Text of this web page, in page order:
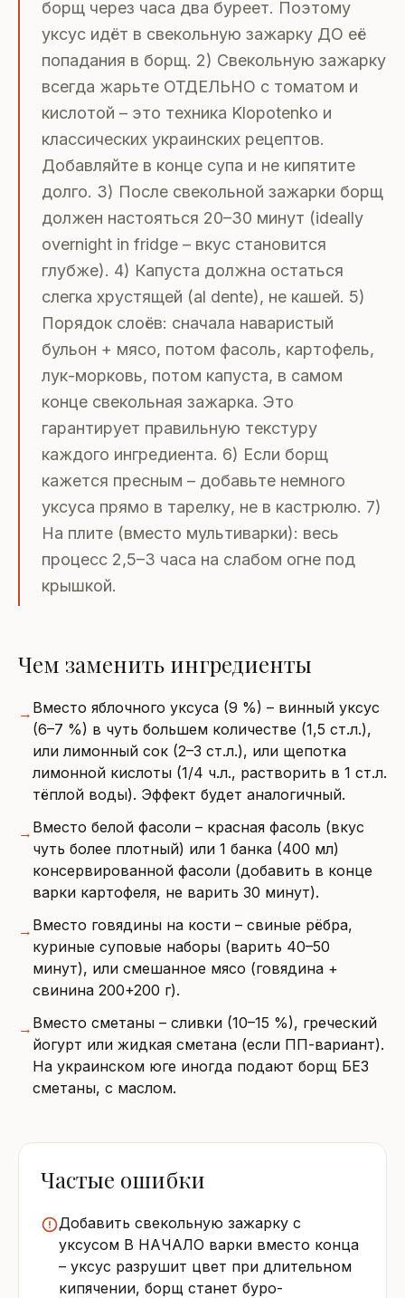
борщ через часа два буреет. Поэтому
уксус идёт в свекольную зажарку ДО её
попадания в борщ. 2) Свекольную зажарку
всегда жарьте ОТДЕЛЬНО с томатом и
кислотой – это техника Klopotenko и
классических украинских рецептов.
Добавляйте в конце супа и не кипятите
долго. 3) После свекольной зажарки борщ
должен настояться 20–30 минут (ideally
overnight in fridge – вкус становится
глубже). 4) Капуста должна остаться
слегка хрустящей (al dente), не кашей. 5)
Порядок слоёв: сначала наваристый
бульон + мясо, потом фасоль, картофель,
лук-морковь, потом капуста, в самом
конце свекольная зажарка. Это
гарантирует правильную текстуру
каждого ингредиента. 6) Если борщ
кажется пресным – добавьте немного
уксуса прямо в тарелку, не в кастрюлю. 7)
На плите (вместо мультиварки): весь
процесс 2,5–3 часа на слабом огне под
крышкой.
Чем заменить ингредиенты
→ Вместо яблочного уксуса (9 %) – винный уксус
(6–7 %) в чуть большем количестве (1,5 ст.л.),
или лимонный сок (2–3 ст.л.), или щепотка
лимонной кислоты (1/4 ч.л., растворить в 1 ст.л.
тёплой воды). Эффект будет аналогичный.
→ Вместо белой фасоли – красная фасоль (вкус
чуть более плотный) или 1 банка (400 мл)
консервированной фасоли (добавить в конце
варки картофеля, не варить 30 минут).
→ Вместо говядины на кости – свиные рёбра,
куриные суповые наборы (варить 40–50
минут), или смешанное мясо (говядина +
свинина 200+200 г).
→ Вместо сметаны – сливки (10–15 %), греческий
йогурт или жидкая сметана (если ПП-вариант).
На украинском юге иногда подают борщ БЕЗ
сметаны, с маслом.
Частые ошибки
Добавить свекольную зажарку с
уксусом В НАЧАЛО варки вместо конца
– уксус разрушит цвет при длительном
кипячении, борщ станет буро-